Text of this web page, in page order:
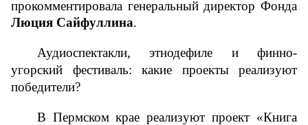
Люция Сайфуллина.
Аудиоспектакли, этнодефиле и финно-
угорский фестиваль: какие проекты реализуют
победители?
В Пермском крае реализуют проект «Книга